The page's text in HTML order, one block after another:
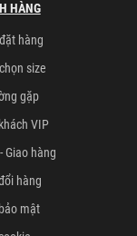
HÀNG
hàng
size
gặp
VIP
Giao hàng
hàng
mật